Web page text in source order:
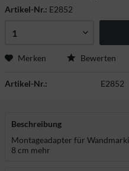
Artikel-Nr.: E2852
Merken Bewerten
Artikel-Nr.: E2852
Beschreibung
Montageadapter für
8 cm mehr